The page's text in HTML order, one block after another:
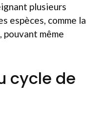
plusieurs
espèces, comme la
même
cycle de